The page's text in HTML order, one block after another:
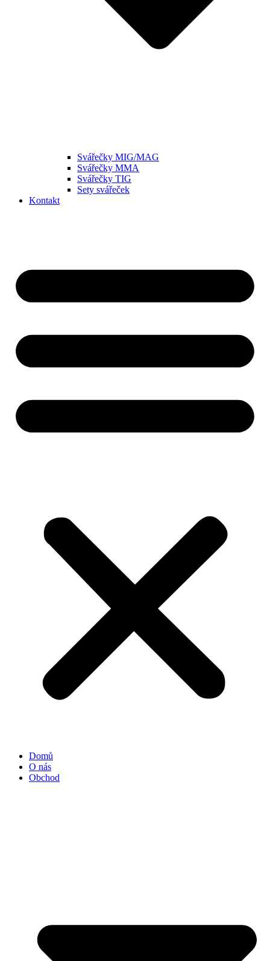
Svářečky MIG/MAG
Svářečky MMA
Svářečky TIG
Sety svářeček
Kontakt
Domů
O nás
Obchod